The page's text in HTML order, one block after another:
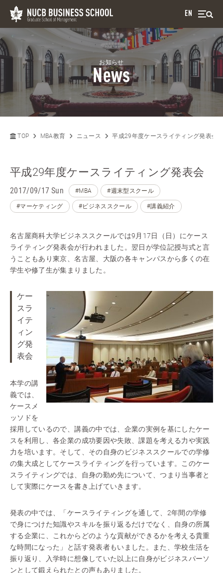
EN
お知らせ
News
TOP MBA教育 ニュース 平成29年度ケースライティング発表会
平成29年度ケースライティング発表会
2017/09/17 Sun #MBA #週末型スクール
#マーケティング #ビジネススクール #講義紹介
名古屋商科大学ビジネススクールでは9月17日（日）にケース
ライティング発表会が行われました。翌日が学位記授与式と言
うこともあり東京、名古屋、大阪の各キャンパスから多くの在
学生や修了生が集まりました。
ケー
スラ
イテ
ィン
グ発
表会
本学の講
義では、
ケースメ
ッソドを
採用しているので、講義の中では、企業の実例を基にしたケー
スを利用し、各企業の成功要因や失敗、課題を考える力や実践
力を培います。そして、その自身のビジネススクールでの学修
の集大成としてケースライティングを行っています。このケー
スライティングでは、自身の勤め先について、つまり当事者と
して実際にケースを書き上げていきます。
発表の中では、「ケースライティングを通して、2年間の学修
で身につけた知識やスキルを振り返るだけでなく、自身の所属
する企業に、これからどのような貢献ができるかを考える貴重
な時間になった」と話す発表者もいました。また、学校生活を
振り返り、入学時に想像していた以上に自身がビジネスパーソ
ンとして鍛えられたとの声もありました。